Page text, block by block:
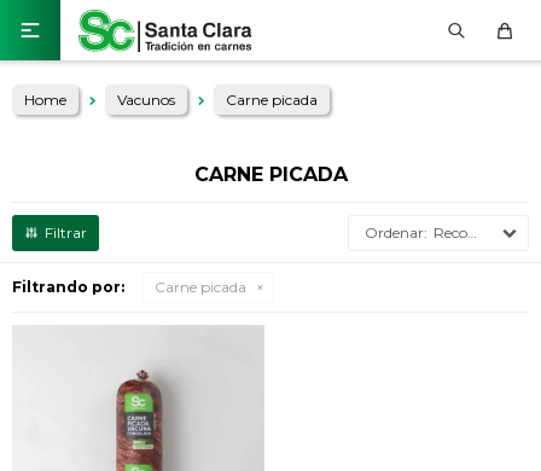

Home Vacunos Carne picada
CARNE PICADA
Recomendados
Filtrando por: Carne picada